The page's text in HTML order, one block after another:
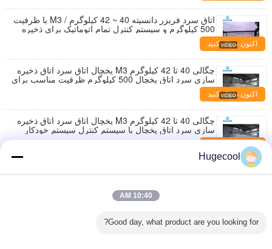
اتاق سرد فریزر دانسیته 40 ~ 42 کیلوگرم / M3 با ظرفیت
500 کیلوگرم و سیستم کنترل تمام اتوماتیک برای ذخیره
سازی سرداکنون سؤال کنید
چگالی 40 تا 42 کیلوگرم M3 یخچال اتاق سرد اتاق ذخیره
سازی سرد اتاق یخچال 500 کیلوگرم ظرفیت مناسب برای
لجستیک زنجیره سرداکنون سؤال کنید
چگالی 40 تا 42 کیلوگرم M3 یخچال اتاق سرد اتاق ذخیره
سازی سرد اتاق یخچال با سیستم کنترل سیستم خودکار
کامل برای کاراکنون سؤال کنید
سیستم کاملا اتوماتیک یخچال ذخیره سازی زیرزمین اتاق
های خنک کننده برای تجاری
اتاق ذخیره سازی سرد اتاق یخچال یخچال ذخیره سازی
سرد با درب کشویی مناسب برای راه حل های ذخیره
Hugecool
10:40 AM
Good day, what product are you looking for?